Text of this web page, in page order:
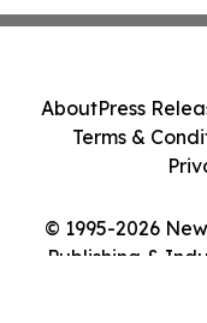
© 1995-2026
Publishing &
AboutPress
Terms &